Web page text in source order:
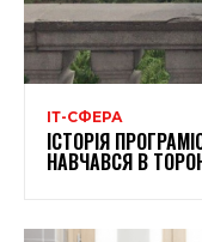
ІТ-СФЕРА
ІСТОРІЯ
НАВЧАВСЯ В